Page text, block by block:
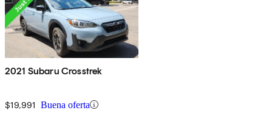
2021 Subaru Crosstrek
$19,991 Buena oferta